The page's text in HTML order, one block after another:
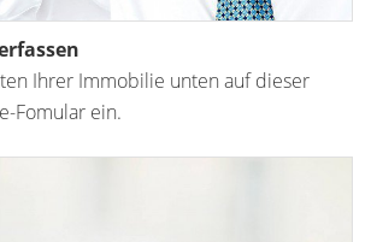
Ihrer Immobilie unten auf dieser
Fomular ein.